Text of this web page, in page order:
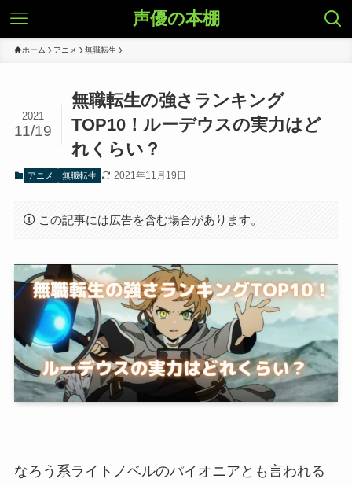
声優の本棚
ホーム アニメ 無職転生
無職転生の強さランキング
TOP10！ルーデウスの実力はど
れくらい？
2021
11/19
アニメ 無職転生 2021年11月19日
この記事には広告を含む場合があります。
なろう系ライトノベルのパイオニアとも言われる